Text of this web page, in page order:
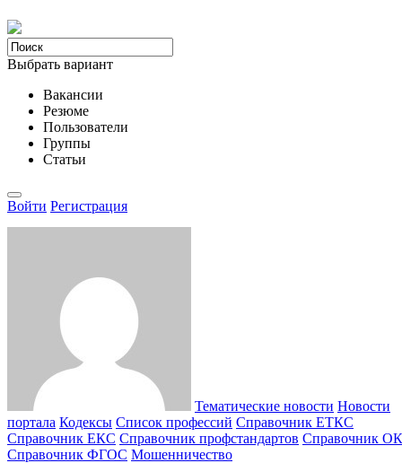
Выбрать вариант
Вакансии
Резюме
Пользователи
Группы
Статьи
Войти Регистрация
Тематические новости Новости
портала Кодексы Cписок профессий Справочник ЕТКС
Справочник ЕКС Справочник профстандартов Справочник
Справочник ФГОС Мошенничество